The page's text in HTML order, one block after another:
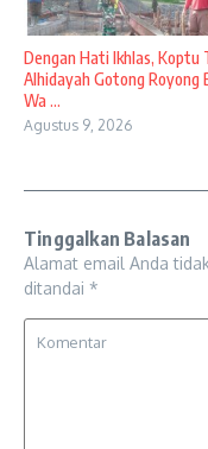
Dengan Hati Ikhlas, Koptu
Alhidayah Gotong Royong
Wa ...
Agustus 9, 2026
Tinggalkan Balasan
Alamat email Anda
ditandai *